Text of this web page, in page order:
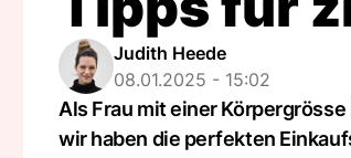
Judith Heede
08.01.2025 - 15:02
Als Frau mit einer
wir haben die perfekten